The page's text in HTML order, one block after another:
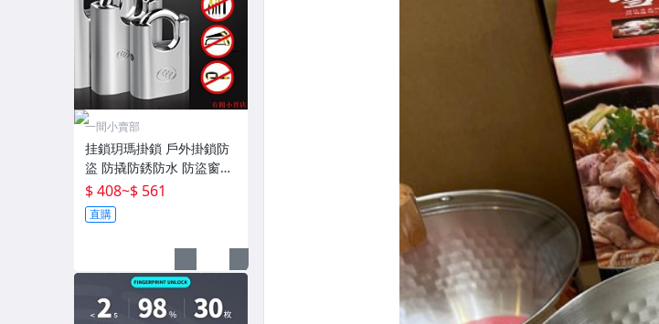
一間小賣部
挂鎖玥瑪掛鎖 戶外掛鎖防
盜 防撬防銹防水 防盜窗葉
片通開掛鎖 玥瑪鎖 現貨
$ 408~$ 561
直購